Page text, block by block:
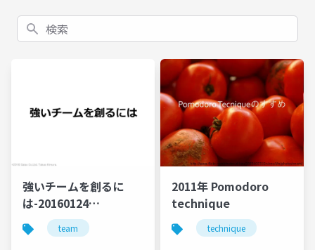
検索
強いチームを創るに
は-20160124
Gaiakitchen
team
2011年 Pomodoro
technique
technique